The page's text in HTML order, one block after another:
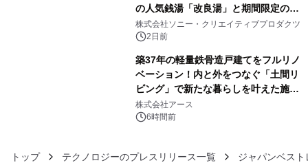
の人気銭湯「改良湯」と期間限定のコ
ラボレーション サウナイキタイコラ
ボグッズも発売決定！
株式会社ソニー・クリエイティブプロダクツ
2日前
築37年の軽量鉄骨造戸建てをフルリノ
ベーション！内と外をつなぐ「土間リ
ビング」で新たな暮らしを叶えた施工
事例を株式会社アースが公開
株式会社アース
6時間前
トップ テクノロジーのプレスリリース一覧 ジャパンベス